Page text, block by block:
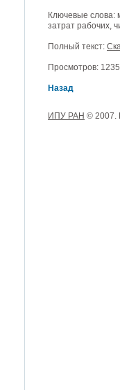
Ключевые слова:
затрат рабочих,
Полный текст:
Просмотров:
Назад
ИПУ РАН © 2007.